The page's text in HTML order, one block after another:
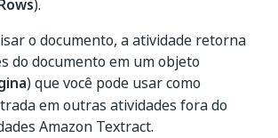
).
o documento, a atividade retorna
do documento em um objeto
) que você pode usar como
em outras atividades fora do
Amazon Textract.